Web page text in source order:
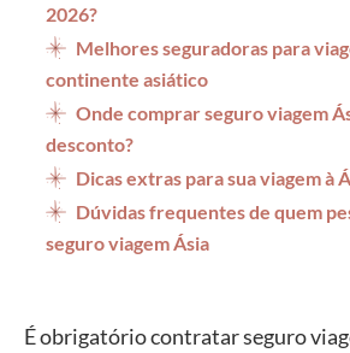
2026?
Melhores seguradoras para
continente asiático
Onde comprar seguro viagem
desconto?
Dicas extras para sua viagem à
Dúvidas frequentes de quem
seguro viagem Ásia
É obrigatório contratar seguro